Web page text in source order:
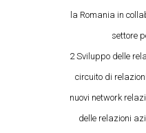
la Romania in
settore
2 Sviluppo delle
circuito di
nuovi network
delle relazioni